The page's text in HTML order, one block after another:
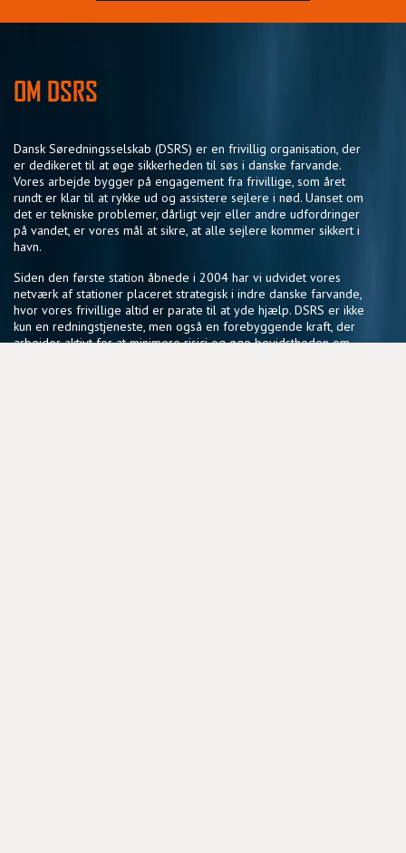
OM DSRS
Dansk Søredningsselskab (DSRS) er en frivillig organisation, der
er dedikeret til at øge sikkerheden til søs i danske farvande.
Vores arbejde bygger på engagement fra frivillige, som året
rundt er klar til at rykke ud og assistere sejlere i nød. Uanset om
det er tekniske problemer, dårligt vejr eller andre udfordringer
på vandet, er vores mål at sikre, at alle sejlere kommer sikkert i
havn.
Siden den første station åbnede i 2004 har vi udvidet vores
netværk af stationer placeret strategisk i indre danske farvande,
hvor vores frivillige altid er parate til at yde hjælp. DSRS er ikke
kun en redningstjeneste, men også en forebyggende kraft, der
arbejder aktivt for at minimere risici og øge bevidstheden om